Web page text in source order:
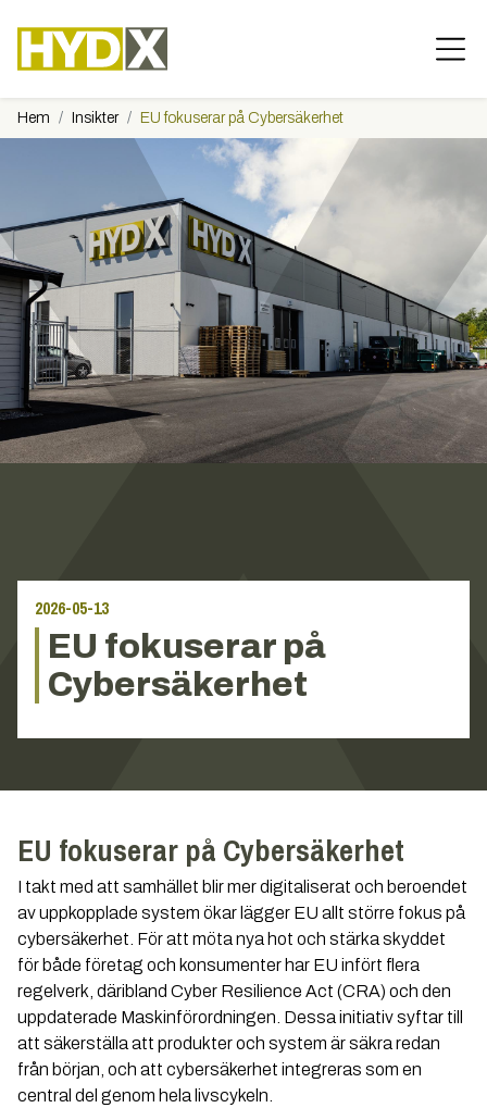
Hem Insikter EU fokuserar på Cybersäkerhet
2026-05-13
EU fokuserar på
Cybersäkerhet
EU fokuserar på Cybersäkerhet
I takt med att samhället blir mer digitaliserat och beroendet
av uppkopplade system ökar lägger EU allt större fokus på
cybersäkerhet. För att möta nya hot och stärka skyddet
för både företag och konsumenter har EU infört flera
regelverk, däribland Cyber Resilience Act (CRA) och den
uppdaterade Maskinförordningen. Dessa initiativ syftar till
att säkerställa att produkter och system är säkra redan
från början, och att cybersäkerhet integreras som en
central del genom hela livscykeln.